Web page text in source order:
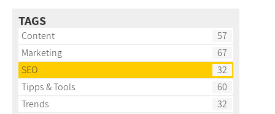
TAGS
Content
57
Marketing
67
SEO
32
Tipps & Tools
60
Trends
32